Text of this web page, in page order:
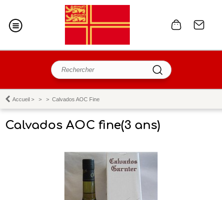
Accueil > > > Calvados AOC Fine
Calvados AOC fine(3 ans)